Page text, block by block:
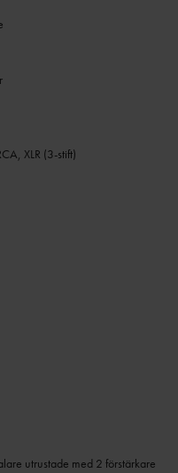
XLR (3-stift)
utrustade med 2 förstärkare